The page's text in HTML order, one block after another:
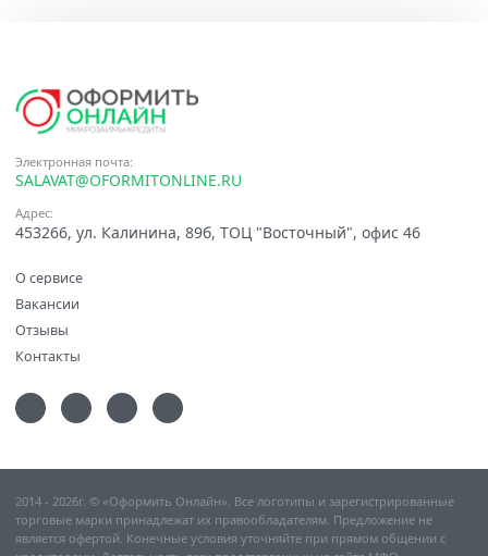
Электронная почта:
SALAVAT@OFORMITONLINE.RU
Адрес:
453266, ул. Калинина, 89б, ТОЦ "Восточный", офис 46
О сервисе
Вакансии
Отзывы
Контакты
2014 - 2026г. © «Оформить Онлайн». Все логотипы и зарегистрированные
торговые марки принадлежат их правообладателям. Предложение не
является офертой. Конечные условия уточняйте при прямом общении с